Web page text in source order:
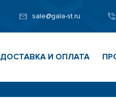
sale@gala-st.ru
ДОСТАВКА И ОПЛАТА